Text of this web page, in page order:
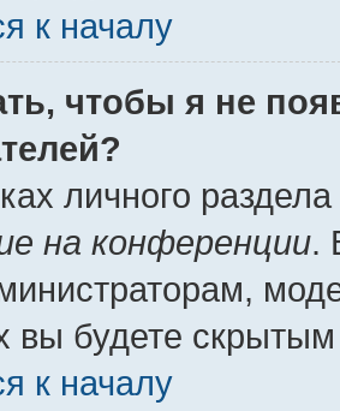
к началу
чтобы я не
личного
на конференции.
вы будете
к началу